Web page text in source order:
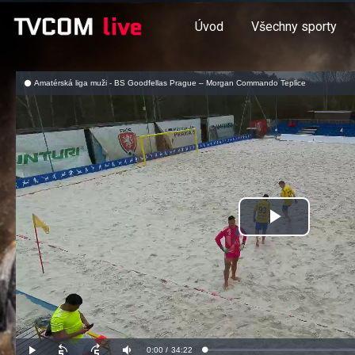
Úvod Všechny sporty
Přehrát
video
Aktuální
0:00 / Doba
34:22 Načteno:
Amatérská liga muži - BS Goodfellas Prague – Morgan Commando Teplice